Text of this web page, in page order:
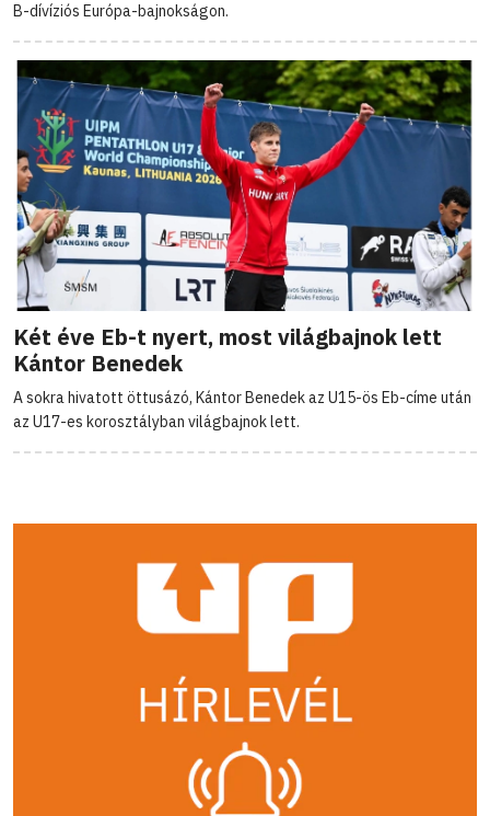
B-dívíziós Európa-bajnokságon.
Két éve Eb-t nyert, most világbajnok lett
Kántor Benedek
A sokra hivatott öttusázó, Kántor Benedek az U15-ös Eb-címe után
az U17-es korosztályban világbajnok lett.